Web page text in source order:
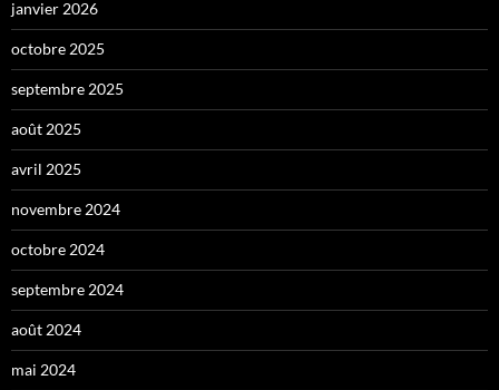
janvier 2026
octobre 2025
septembre 2025
août 2025
avril 2025
novembre 2024
octobre 2024
septembre 2024
août 2024
mai 2024